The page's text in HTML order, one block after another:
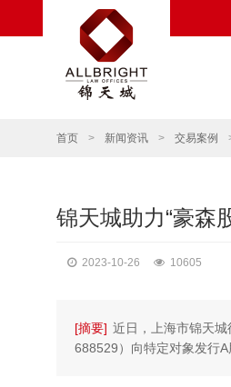
首页 > 新闻资讯 > 交易案例
锦天城助力“豪森
2023-10-26 10605
[摘要] 近日，上海市锦天城
688529）向特定对象发行A